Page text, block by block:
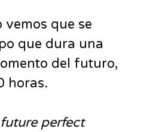
vemos que se
que dura una
del futuro,
horas.
future perfect